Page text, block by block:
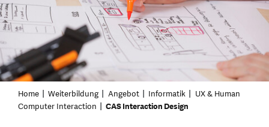
Home Weiterbildung Angebot Informatik
UX & Human
Computer Interaction
CAS Interaction Design